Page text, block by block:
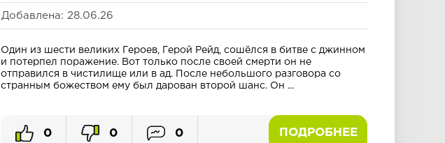
Добавлена: 28.06.26
Один из шести великих Героев, Герой Рейд, сошёлся в битве с джинном
и потерпел поражение. Вот только после своей смерти он не
отправился в чистилище или в ад. После небольшого разговора со
странным божеством ему был дарован второй шанс. Он ...
ПОДРОБНЕЕ
0 0 0